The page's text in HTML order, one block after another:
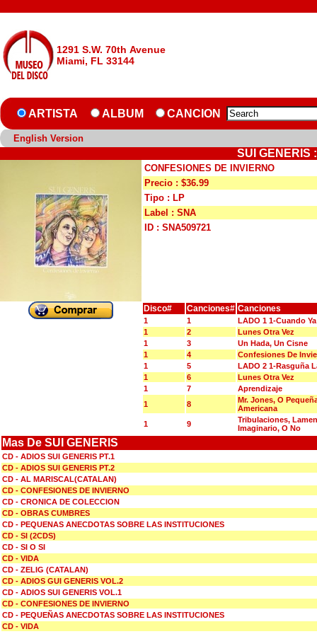
1291 S.W. 70th Avenue
Miami, FL 33144
ARTISTA ALBUM CANCION
English Version
SUI GENERIS
CONFESIONES DE INVIERNO
Precio : $36.99
Tipo : LP
Label : SNA
ID : SNA509721
Disco# Canciones# Canciones
1 1
LADO 1 1-Cuando
1
2
Lunes Otra Vez
1
3
Un Hada, Un Cisne
1
4
Confesiones De
1
5
LADO 2 1-Rasguña
1
6
Lunes Otra Vez
1
7
Aprendizaje
1
8
Mr. Jones, O
Americana
1
9
Tribulaciones,
Imaginario, O No
Mas De SUI GENERIS
CD - ADIOS SUI GENERIS PT.1
CD - ADIOS SUI GENERIS PT.2
CD - AL MARISCAL(CATALAN)
CD - CONFESIONES DE INVIERNO
CD - CRONICA DE COLECCION
CD - OBRAS CUMBRES
CD - PEQUENAS ANECDOTAS SOBRE LAS INSTITUCIONES
CD - SI (2CDS)
CD - SI O SI
CD - VIDA
CD - ZELIG (CATALAN)
CD - ADIOS GUI GENERIS VOL.2
CD - ADIOS SUI GENERIS VOL.1
CD - CONFESIONES DE INVIERNO
CD - PEQUEÑAS ANECDOTAS SOBRE LAS INSTITUCIONES
CD - VIDA